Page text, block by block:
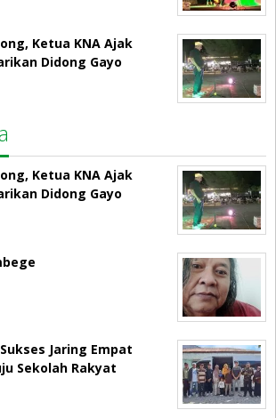
Ketua KNA Ajak
Didong Gayo
Ketua KNA Ajak
Didong Gayo
Jaring Empat
Sekolah Rakyat